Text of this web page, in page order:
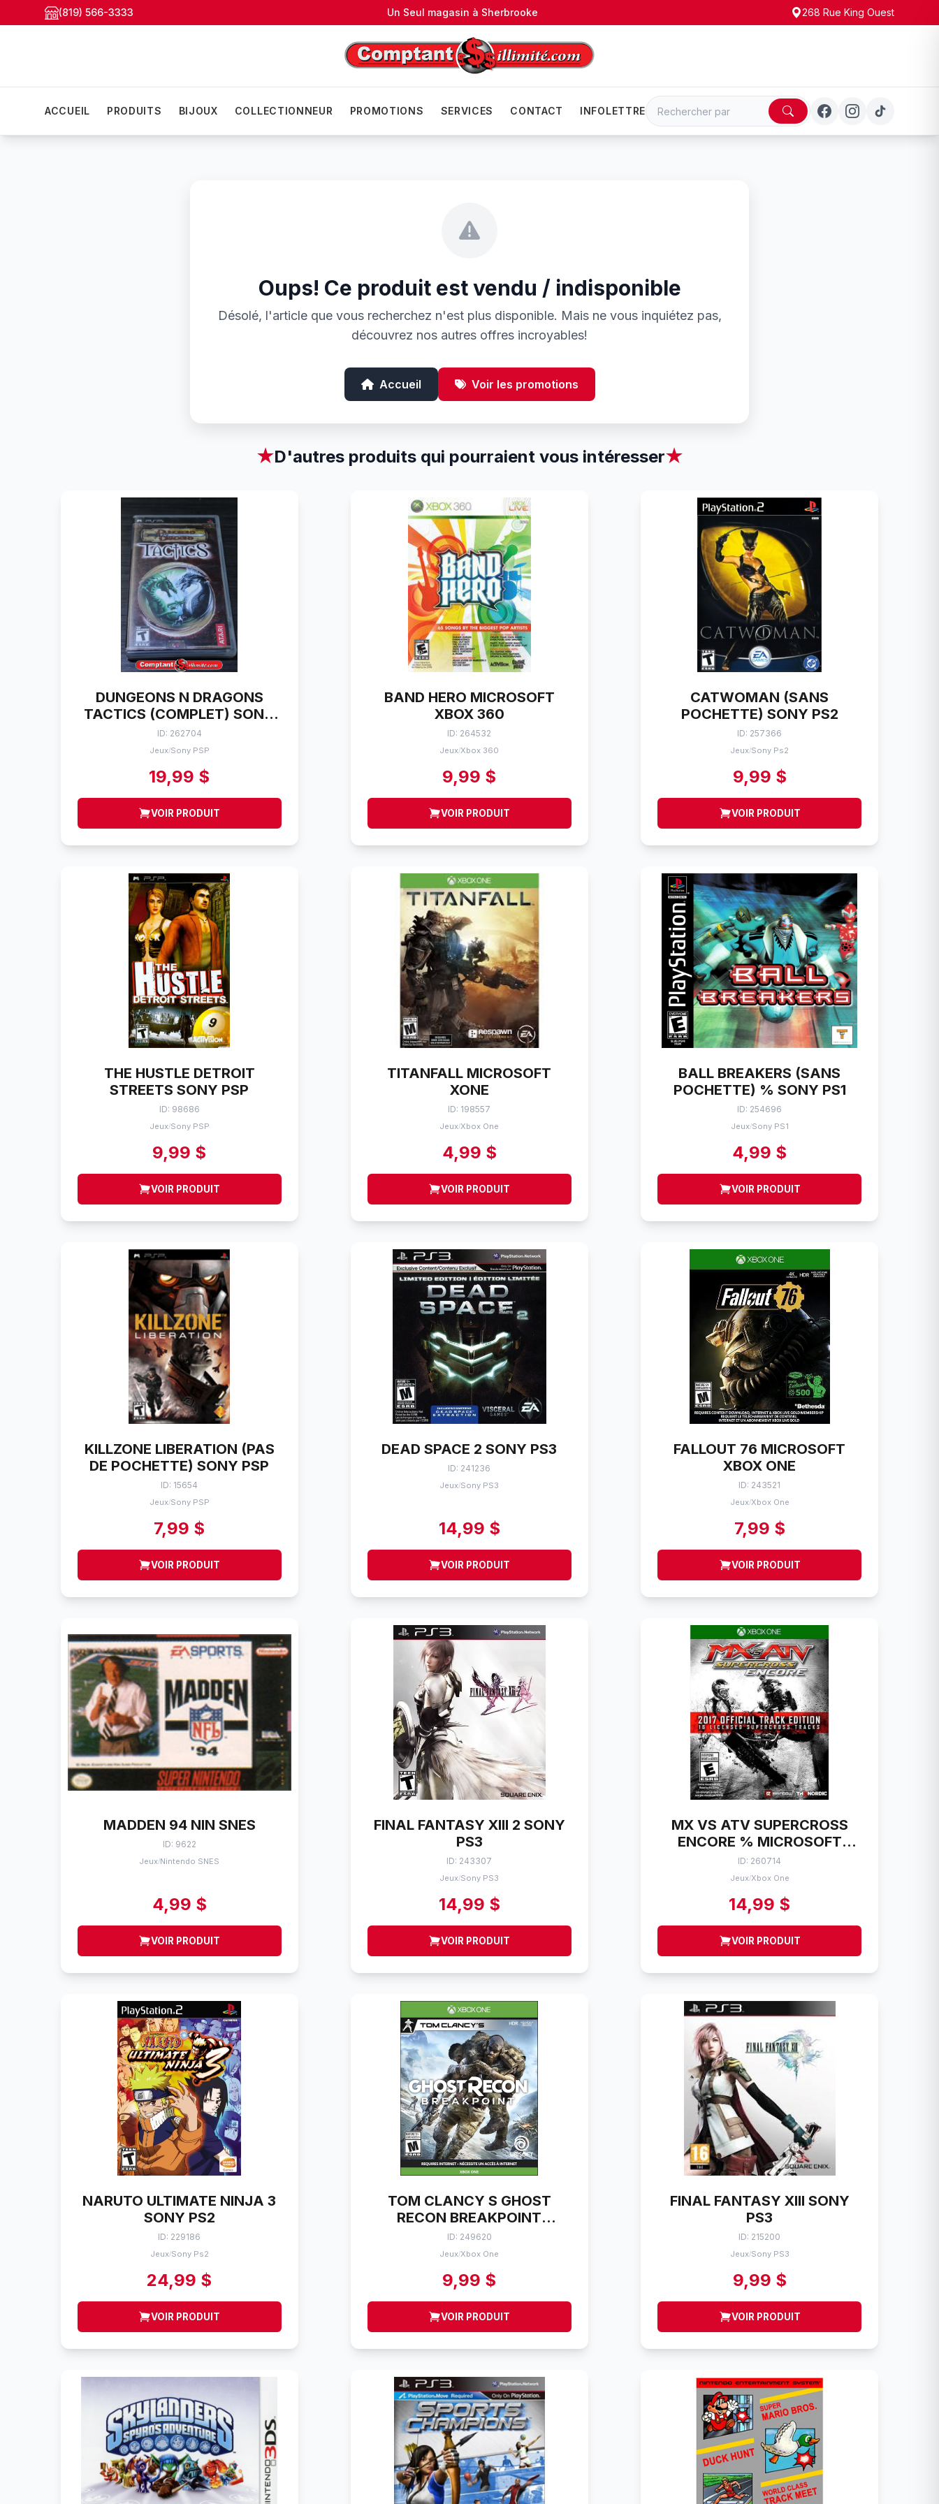
(819) 566-3333 Un Seul magasin à Sherbrooke 268 Rue King Ouest
ACCUEIL PRODUITS BIJOUX COLLECTIONNEUR PROMOTIONS SERVICES CONTACT INFOLETTRE
Oups! Ce produit est vendu / indisponible
Désolé, l'article que vous recherchez n'est plus disponible. Mais ne vous inquiétez pas,
découvrez nos autres offres incroyables!
Accueil Voir les promotions
★D'autres produits qui pourraient vous intéresser★
DUNGEONS N DRAGONS
TACTICS (COMPLET) SONY
PSP
ID: 262704
Jeux/Sony PSP
19,99 $
VOIR PRODUIT
BAND HERO MICROSOFT
XBOX 360
ID: 264532
Jeux/Xbox 360
9,99 $
VOIR PRODUIT
CATWOMAN (SANS
POCHETTE) SONY PS2
ID: 257366
Jeux/Sony Ps2
9,99 $
VOIR PRODUIT
THE HUSTLE DETROIT
STREETS SONY PSP
ID: 98686
Jeux/Sony PSP
9,99 $
VOIR PRODUIT
TITANFALL MICROSOFT
XONE
ID: 198557
Jeux/Xbox One
4,99 $
VOIR PRODUIT
BALL BREAKERS (SANS
POCHETTE) % SONY PS1
ID: 254696
Jeux/Sony PS1
4,99 $
VOIR PRODUIT
KILLZONE LIBERATION (PAS
DE POCHETTE) SONY PSP
ID: 15654
Jeux/Sony PSP
7,99 $
VOIR PRODUIT
DEAD SPACE 2 SONY PS3
ID: 241236
Jeux/Sony PS3
14,99 $
VOIR PRODUIT
FALLOUT 76 MICROSOFT
XBOX ONE
ID: 243521
Jeux/Xbox One
7,99 $
VOIR PRODUIT
MADDEN 94 NIN SNES
ID: 9622
Jeux/Nintendo SNES
4,99 $
VOIR PRODUIT
FINAL FANTASY XIII 2 SONY
PS3
ID: 243307
Jeux/Sony PS3
14,99 $
VOIR PRODUIT
MX VS ATV SUPERCROSS
ENCORE % MICROSOFT
XBOX ONE
ID: 260714
Jeux/Xbox One
14,99 $
VOIR PRODUIT
NARUTO ULTIMATE NINJA 3
SONY PS2
ID: 229186
Jeux/Sony Ps2
24,99 $
VOIR PRODUIT
TOM CLANCY S GHOST
RECON BREAKPOINT
MICROSOFT XBOX ONE
ID: 249620
Jeux/Xbox One
9,99 $
VOIR PRODUIT
FINAL FANTASY XIII SONY
PS3
ID: 215200
Jeux/Sony PS3
9,99 $
VOIR PRODUIT